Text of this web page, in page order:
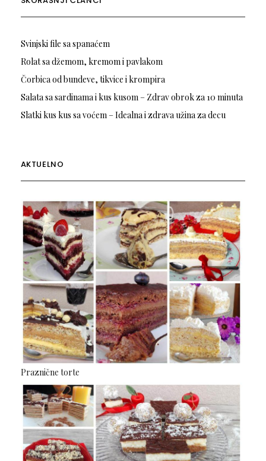
Svinjski file sa spanaćem
Rolat sa džemom, kremom i pavlakom
Čorbica od bundeve, tikvice i krompira
Salata sa sardinama i kus kusom – Zdrav obrok za 10 minuta
Slatki kus kus sa voćem – Idealna i zdrava užina za decu
AKTUELNO
Praznične torte